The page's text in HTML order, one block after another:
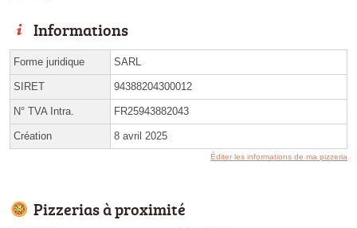
Informations
Forme juridique SARL
SIRET 94388204300012
N° TVA Intra. FR25943882043
Création 8 avril 2025
Éditer les informations de ma pizzeria
Pizzerias à proximité